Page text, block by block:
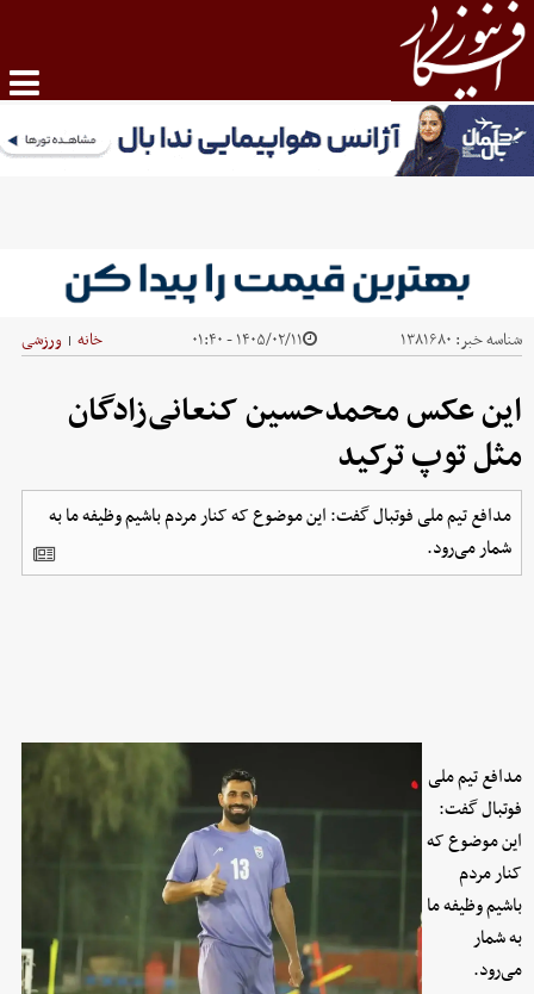
شناسه خبر: ۱۳۸۱۶۸۰ ۱۴۰۵/۰۲/۱۱ - ۰۱:۴۰ خانه | ورزشی
این عکس محمدحسین کنعانی‌زادگان
مثل توپ ترکید
مدافع تیم ملی فوتبال گفت: این موضوع که کنار مردم باشیم وظیفه ما به
شمار می‌رود.
مدافع تیم ملی
فوتبال گفت:
این موضوع که
کنار مردم
باشیم وظیفه ما
به شمار
می‌رود.